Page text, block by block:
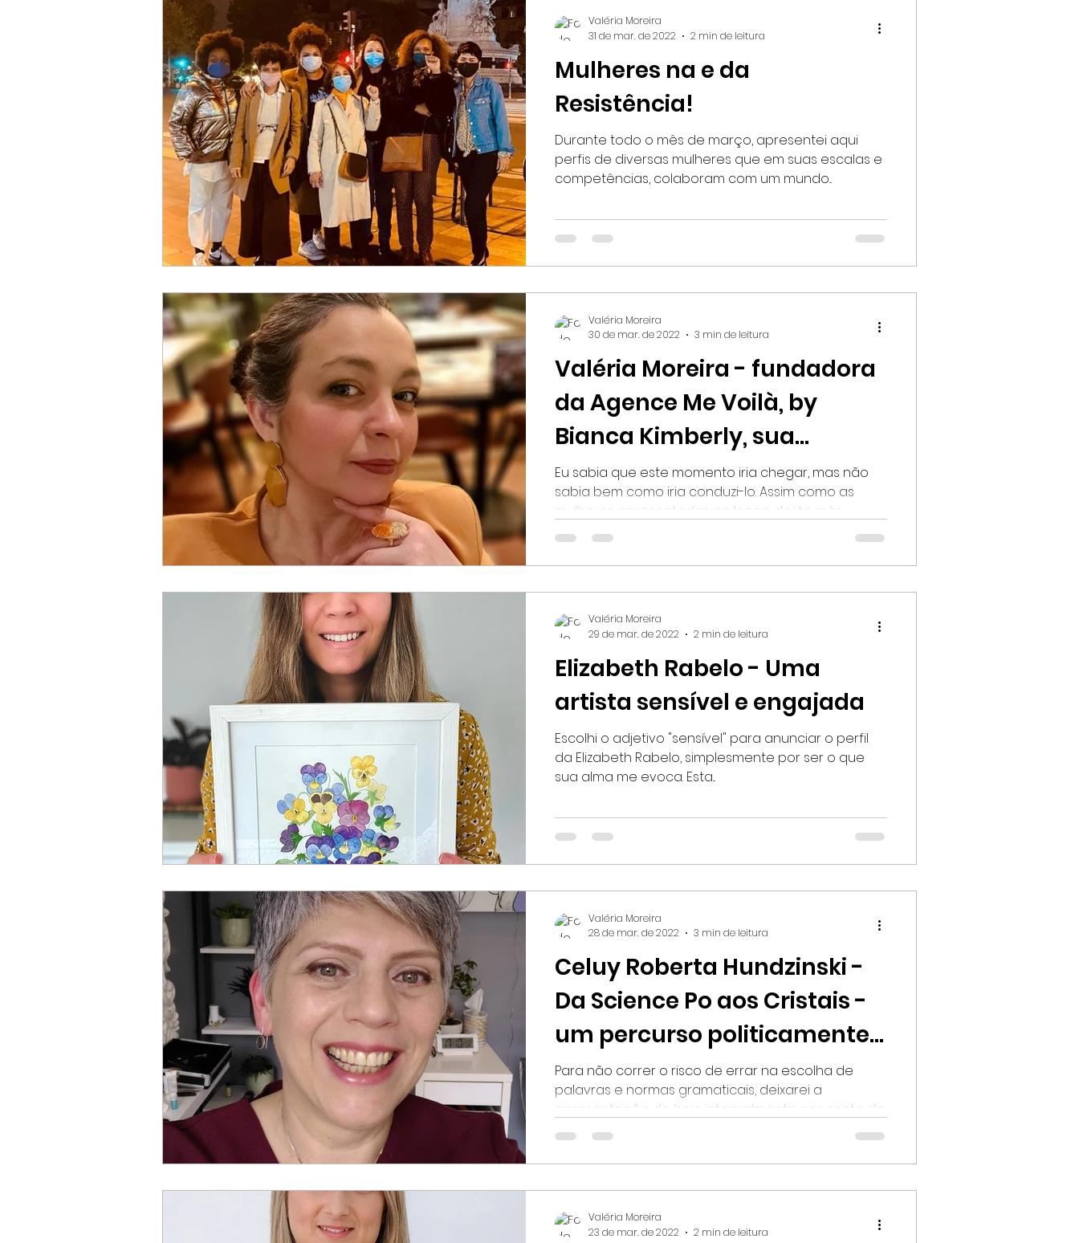
Mulheres na e da
Resistência!
Durante todo o mês de março, apresentei aqui
perfis de diversas mulheres que em suas escalas e
competências, colaboram com um mundo...
Valéria Moreira
31 de mar. de 2022
2 min de leitura
Valéria Moreira - fundadora
da Agence Me Voilà, by
Bianca Kimberly, sua
primogênita!
Eu sabia que este momento iria chegar, mas não
sabia bem como iria conduzi-lo. Assim como as
mulheres apresentadas ao longo deste mês,...
Valéria Moreira
30 de mar. de 2022
3 min de leitura
Elizabeth Rabelo - Uma
artista sensível e engajada
Escolhi o adjetivo "sensível" para anunciar o perfil
da Elizabeth Rabelo, simplesmente por ser o que
sua alma me evoca. Esta...
Valéria Moreira
29 de mar. de 2022
2 min de leitura
Celuy Roberta Hundzinski -
Da Science Po aos Cristais -
um percurso politicamente
correto!
Para não correr o risco de errar na escolha de
palavras e normas gramaticais, deixarei a
apresentação de hoje integralmente por conta da...
Valéria Moreira
28 de mar. de 2022
3 min de leitura
Valéria Moreira
23 de mar. de 2022
2 min de leitura